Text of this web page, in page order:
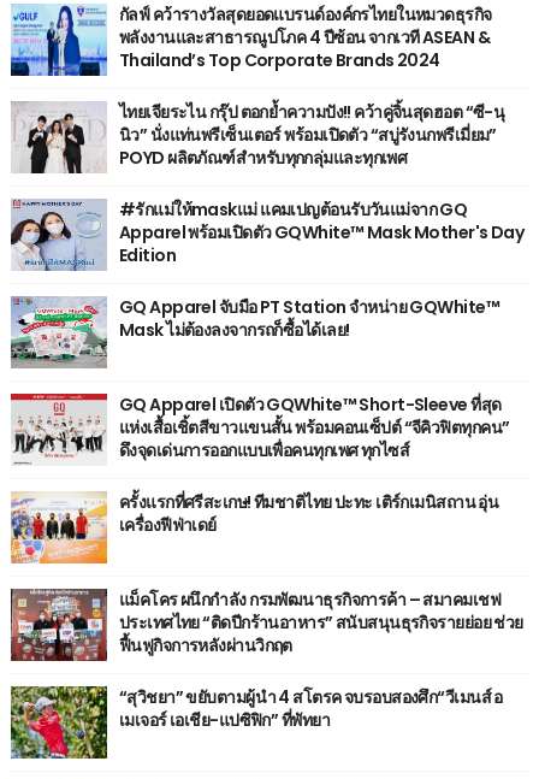
กัลฟ์ คว้ารางวัลสุดยอดแบรนด์องค์กรไทยในหมวดธุรกิจ
พลังงานและสาธารณูปโภค 4 ปีซ้อน จากเวที ASEAN &
Thailand’s Top Corporate Brands 2024
ไทยเจียระไน กรุ๊ป ตอกย้ำความปัง!! คว้าคู่จิ้นสุดฮอต “ซี-นุ
นิว” นั่งแท่นพรีเซ็นเตอร์ พร้อมเปิดตัว “สบู่รังนกพรีเมี่ยม”
POYD ผลิตภัณฑ์สำหรับทุกกลุ่มและทุกเพศ
#รักแม่ให้maskแม่ แคมเปญต้อนรับวันแม่จาก GQ
Apparel พร้อมเปิดตัว GQWhite™ Mask Mother's Day
Edition
GQ Apparel จับมือ PT Station จำหน่าย GQWhite™
Mask ไม่ต้องลงจากรถก็ซื้อได้เลย!
GQ Apparel เปิดตัว GQWhite™ Short-Sleeve ที่สุด
แห่งเสื้อเชิ้ตสีขาวแขนสั้น พร้อมคอนเซ็ปต์ “จีคิวฟิตทุกคน”
ดึงจุดเด่นการออกแบบเพื่อคนทุกเพศ ทุกไซส์
ครั้งแรกที่ศรีสะเกษ! ทีมชาติไทย ปะทะ เติร์กเมนิสถาน อุ่น
เครื่องฟีฟ่าเดย์
แม็คโคร ผนึกกำลัง กรมพัฒนาธุรกิจการค้า – สมาคมเชฟ
ประเทศไทย “ติดปีกร้านอาหาร” สนับสนุนธุรกิจรายย่อย ช่วย
ฟื้นฟูกิจการหลังผ่านวิกฤต
“สุวิชยา” ขยับตามผู้นำ 4 สโตรค จบรอบสองศึก“วีเมนส์ อ
เมเจอร์ เอเชีย-แปซิฟิก” ที่พัทยา